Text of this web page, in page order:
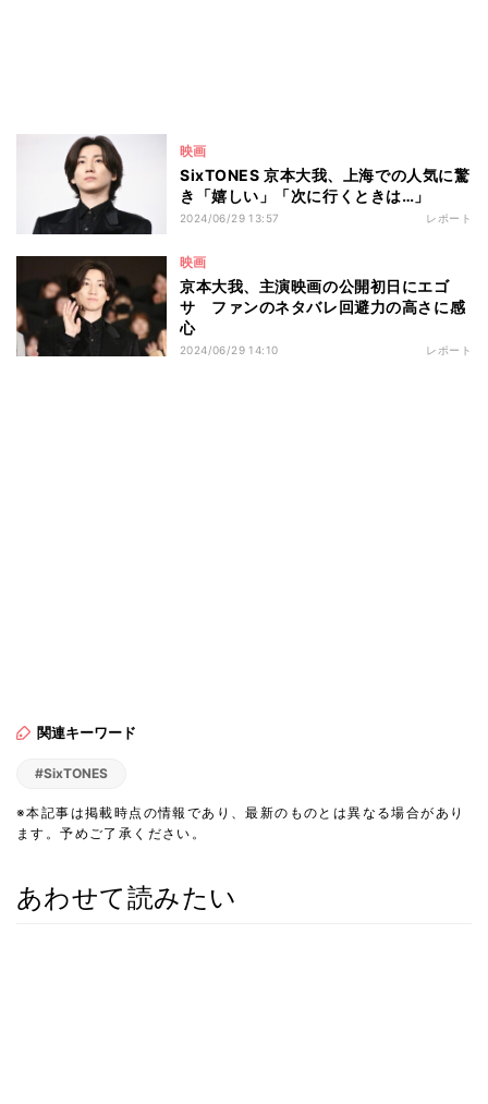
映画
SixTONES 京本大我、上海での人気に驚
き「嬉しい」「次に行くときは…」
2024/06/29 13:57 レポート
映画
京本大我、主演映画の公開初日にエゴ
サ ファンのネタバレ回避力の高さに感
心
2024/06/29 14:10 レポート
関連キーワード
#SixTONES
※本記事は掲載時点の情報であり、最新のものとは異なる場合があり
ます。予めご了承ください。
あわせて読みたい